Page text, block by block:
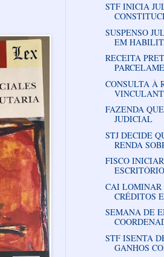
STF INICIA
SUSPENSO
EM
RECEITA
CONSULTA À
FAZENDA
JUDICIAL
STJ DECIDE
RENDA
FISCO
CAI LOMINAR
CRÉDITOS
SEMANA DE
STF ISENTA
GANHOS